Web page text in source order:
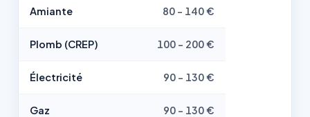
Amiante 80 - 140 €
Plomb (CREP) 100 - 200 €
Électricité 90 - 130 €
Gaz 90 - 130 €